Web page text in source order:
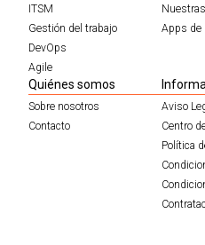
ITSM
Gestión del trabajo
DevOps
Agile
Apps de
Quiénes somos
Sobre nosotros
Contacto
Aviso
Centro
Política